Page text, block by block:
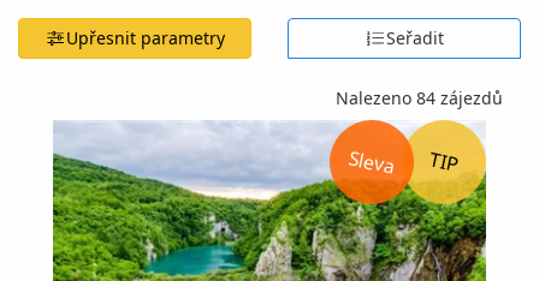
Upřesnit parametry Seřadit
Nalezeno 84 zájezdů